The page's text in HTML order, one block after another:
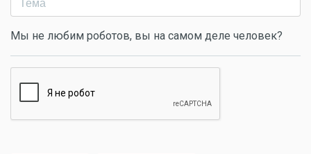
Мы не любим роботов, вы на самом деле человек?